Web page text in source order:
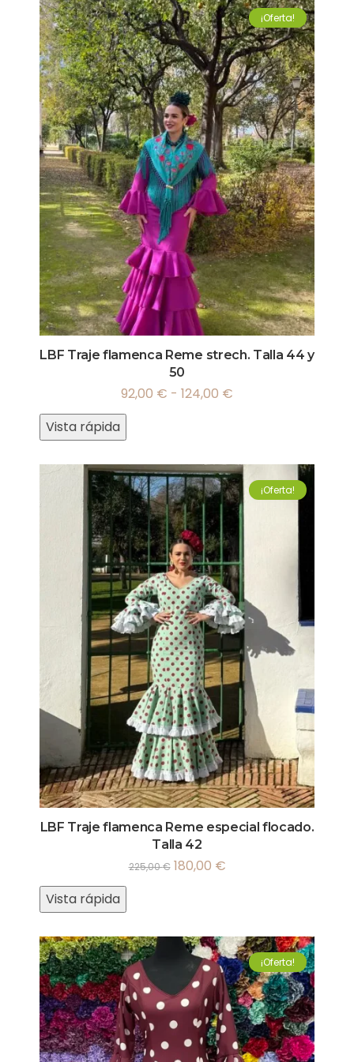
¡Oferta!
LBF Traje flamenca Reme strech. Talla 44 y
50
92,00 € - 124,00 €
Vista rápida
¡Oferta!
LBF Traje flamenca Reme especial flocado.
Talla 42
225,00€ 180,00 €
Vista rápida
¡Oferta!